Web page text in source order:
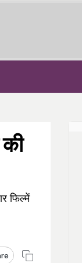
फिल्में